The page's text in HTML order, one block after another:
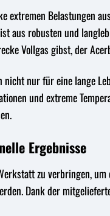
extremen Belastungen
aus robusten und
Vollgas gibst, der
nur für eine lange
und extreme
Ergebnisse
zu verbringen,
Dank der